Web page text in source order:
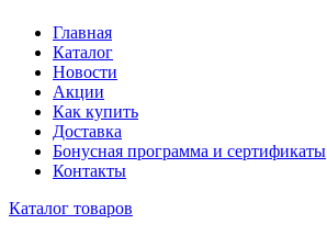
Главная
Каталог
Новости
Акции
Как купить
Доставка
Бонусная программа и сертификаты
Контакты
Каталог товаров